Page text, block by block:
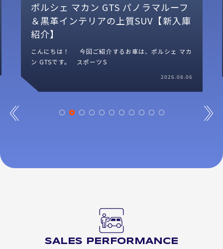
2026.08.06
マルーフ
【新入庫
400psの走りを楽しむポルシェ
ン ターボと充実装備をご紹介
こんにちは！ ポルシェ マカン ターボ スポーツクロ
SALES PERFORMANCE